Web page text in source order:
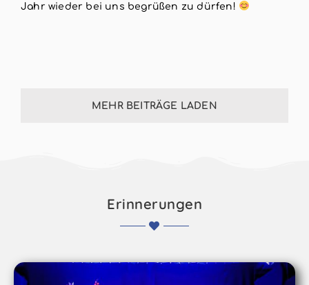
Jahr wieder bei uns begrüßen zu dürfen!
MEHR BEITRÄGE LADEN
Erinnerungen